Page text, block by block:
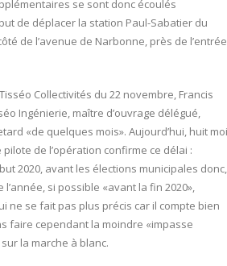
se sont donc écoulés
de déplacer la station Paul-Sabatier du
de l’avenue de Narbonne, près de l’entrée
Collectivités du 22 novembre, Francis
Ingénierie, maître d’ouvrage délégué,
«de quelques mois». Aujourd’hui, huit
de l’opération confirme ce délai :
2020, avant les élections municipales donc,
si possible «avant la fin 2020»,
ne se fait pas plus précis car il compte bien
faire cependant la moindre «impasse
la marche à blanc.